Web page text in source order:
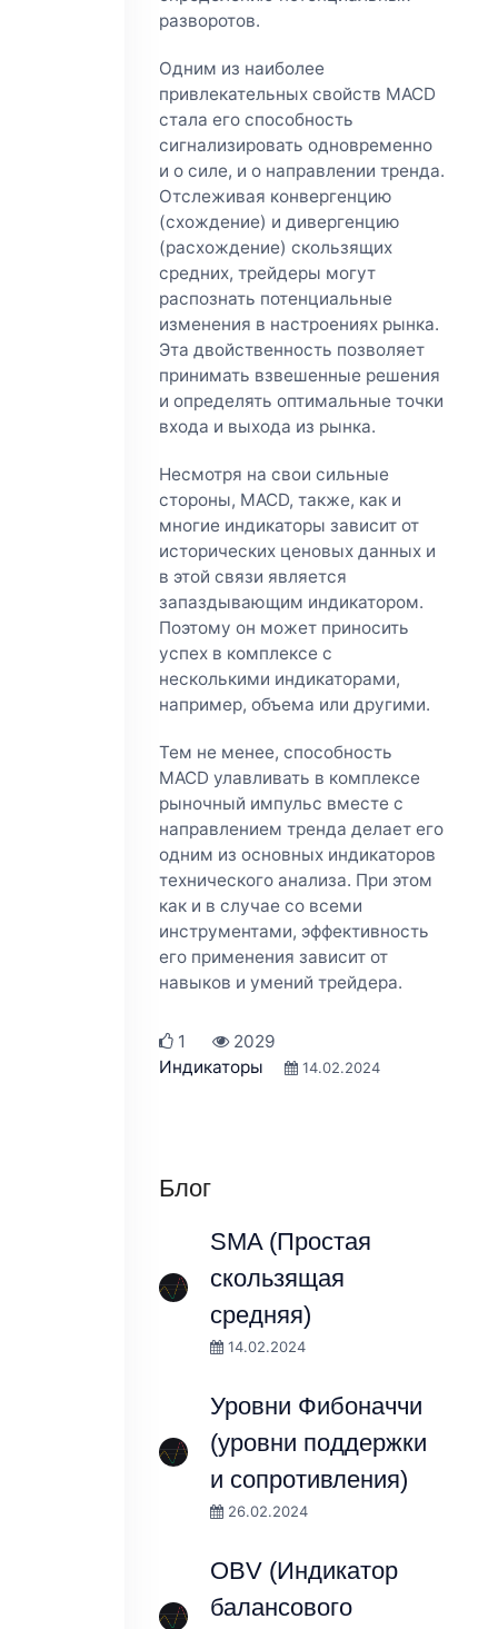
разворотов.
Одним из наиболее
привлекательных свойств MACD
стала его способность
сигнализировать одновременно
и о силе, и о направлении тренда.
Отслеживая конвергенцию
(схождение) и дивергенцию
(расхождение) скользящих
средних, трейдеры могут
распознать потенциальные
изменения в настроениях рынка.
Эта двойственность позволяет
принимать взвешенные решения
и определять оптимальные точки
входа и выхода из рынка.
Несмотря на свои сильные
стороны, MACD, также, как и
многие индикаторы зависит от
исторических ценовых данных и
в этой связи является
запаздывающим индикатором.
Поэтому он может приносить
успех в комплексе с
несколькими индикаторами,
например, объема или другими.
Тем не менее, способность
MACD улавливать в комплексе
рыночный импульс вместе с
направлением тренда делает его
одним из основных индикаторов
технического анализа. При этом
как и в случае со всеми
инструментами, эффективность
его применения зависит от
навыков и умений трейдера.
1
2029
Индикаторы
14.02.2024
Блог
SMA (Простая
скользящая
средняя)
14.02.2024
Уровни Фибоначчи
(уровни поддержки
и сопротивления)
26.02.2024
OBV (Индикатор
балансового